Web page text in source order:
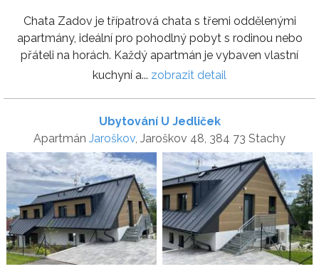
Chata Zadov je třípatrová chata s třemi oddělenými
apartmány, ideální pro pohodlný pobyt s rodinou nebo
přáteli na horách. Každý apartmán je vybaven vlastní
kuchyní a... zobrazit detail
Ubytování U Jedliček
Apartmán Jaroškov , Jaroškov 48, 384 73 Stachy